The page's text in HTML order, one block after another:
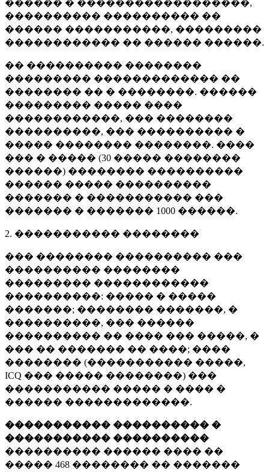
������ � ������������������,
���������� ���������� ��
������ �����������, ���������
������������ �� ������ ������.
�� ���������� ��������
��������� ������������� ��
�������� �� � ��������. ������
��������� ����� ����
������������, ��� ��������
����������, ��� ���������� �
����� �������� ��������. ����
��� � ����� (30 ����� ��������
������) �������� ����������
������ ����� ����������
������� � ����������� ���
������� � ������� 1000 ������.
2. ����������� ��������
��� �������� ���������� ���
���������� ��������
��������� ������������
����������: ����� � �����
�������; �������� �������, �
����������, ��� ������
���������� �� ���� ��� �����, �
��� �� ������� �� ����; ����
�������� (����������� �����,
ICQ ��� ����� ��������) ���
����������� ����� � ���� �
������ �������������.
����������� ���������� �
����������� ����������
���������� ������ ���� ��
����� 468 �������� �� �������